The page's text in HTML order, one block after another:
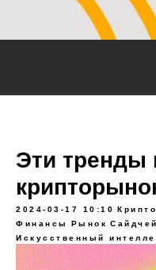
Эти тренды
2024-03-17 10:10 Крипто
Финансы
Рынок
Искусственный